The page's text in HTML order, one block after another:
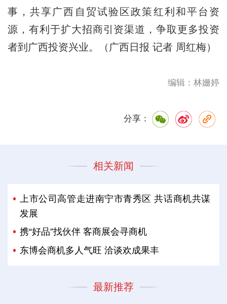
事，共享广西自贸试验区政策红利和平台资
源，有利于扩大招商引资渠道，争取更多投资
者到广西投资兴业。（广西日报 记者 周红梅）
编辑：林姗婷
分享：
相关新闻
上市公司高管走进南宁市青秀区 共话商机共谋
发展
携“好品”找伙伴 客商展会寻商机
东博会商机多人气旺 洽谈欢成果丰
最新推荐